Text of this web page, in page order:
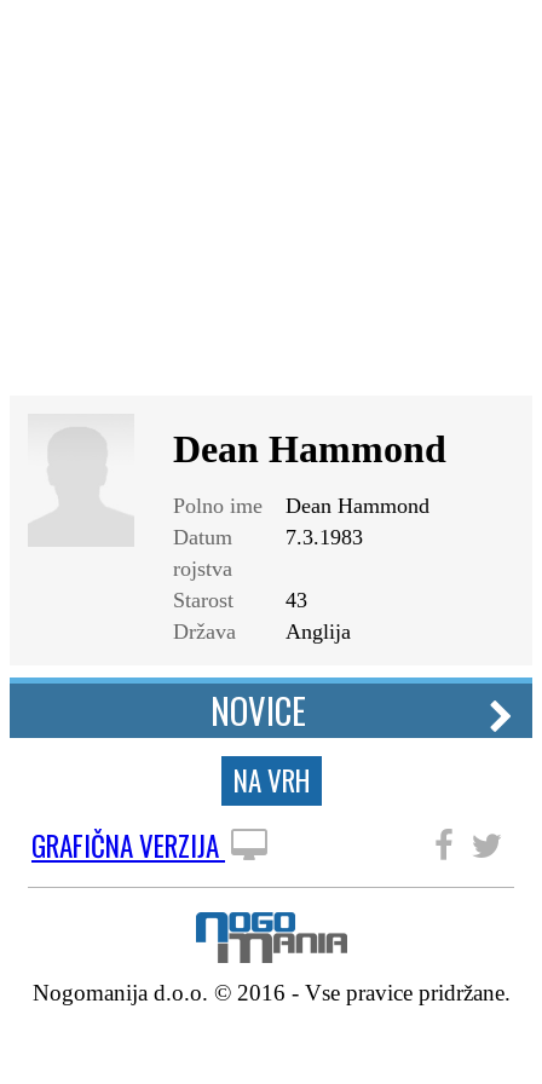
Dean Hammond
Polno ime
Dean Hammond
Datum
rojstva
7.3.1983
Starost
43
Država
Anglija
NOVICE
NA VRH
GRAFIČNA VERZIJA
Nogomanija d.o.o. © 2016 - Vse pravice pridržane.